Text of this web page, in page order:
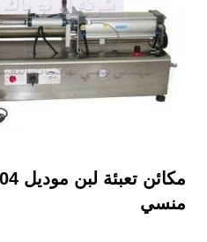
مكائن تعبئة لبن موديل
منسي